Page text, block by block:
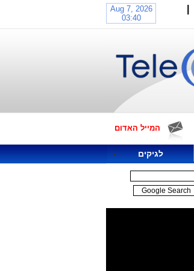
המייל האדום
לגיקים